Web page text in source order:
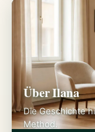
Über Ilana
Die Geschichte
Method.